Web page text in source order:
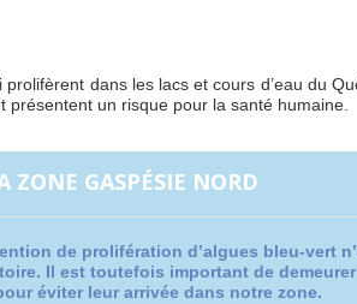
dans les lacs et cours d’eau du
présentent un risque pour la santé humaine.
ZONE GASPÉSIE NORD
de prolifération d’algues bleu-vert
Il est toutefois important de
éviter leur arrivée dans notre zone.